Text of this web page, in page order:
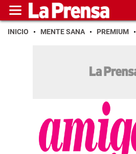
INICIO MENTE SANA PREMIUM